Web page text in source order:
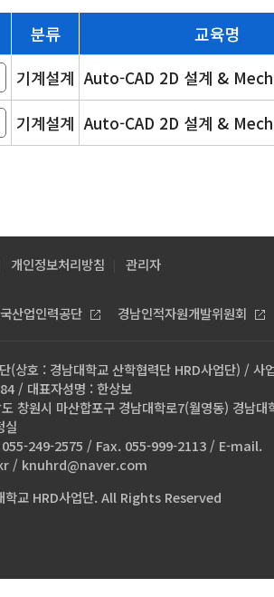
분류 교육명
기계설계 Auto-CAD 2D 설계 &
기계설계 Auto-CAD 2D 설계 &
개인정보처리방침
관리자
산업인력공단 경남인적자원개발위원회
(상호 : 경남대학교 산학협력단 HRD사업단) / 사
/ 대표자성명 : 한상보
창원시 마산합포구 경남대학로7(월영동) 경남대
실
249-2575 / Fax. 055-999-2113 / E-mail.
/ knuhrd@naver.com
교 HRD사업단. All Rights Reserved